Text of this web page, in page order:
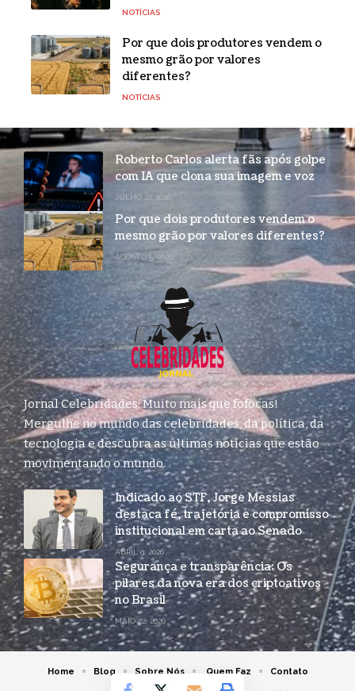
NOTÍCIAS
Por que dois produtores vendem o
mesmo grão por valores
diferentes?
NOTÍCIAS
Roberto Carlos alerta fãs após golpe
com IA que clona sua imagem e voz
JULHO 27, 2026
Por que dois produtores vendem o
mesmo grão por valores diferentes?
AGOSTO 5, 2026
Jornal Celebridades: Muito mais que fofocas!
Mergulhe no mundo das celebridades, da política, da
tecnologia e descubra as últimas notícias que estão
movimentando o mundo.
Indicado ao STF, Jorge Messias
destaca fé, trajetória e compromisso
institucional em carta ao Senado
ABRIL 9, 2026
Segurança e transparência: Os
pilares da nova era dos criptoativos
no Brasil
MAIO 22, 2026
Home Blog Sobre Nós Quem Faz Contato